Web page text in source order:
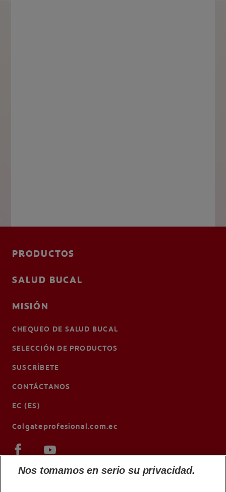
PRODUCTOS
SALUD BUCAL
MISIÓN
CHEQUEO DE SALUD BUCAL
SELECCIÓN DE PRODUCTOS
SUSCRÍBETE
CONTÁCTANOS
EC (ES)
Colgateprofesional.com.ec
Nos tomamos en serio su privacidad.